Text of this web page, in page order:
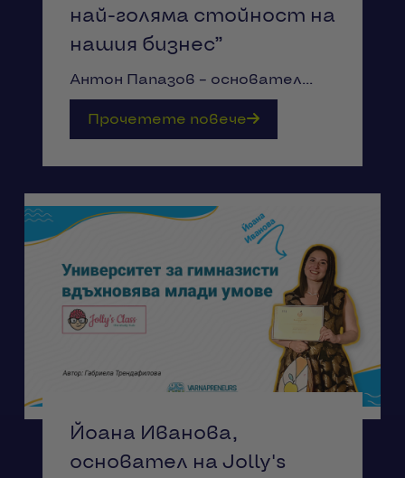
най-голяма стойност на
нашия бизнес”
Антон Папазов – основател...
Прочетете повече
Йоана Иванова,
основател на Jolly's